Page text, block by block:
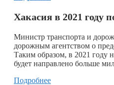
Хакасия в 2021 году
Министр транспорта и
дорожным агентством о
Таким образом, в 2021 году
будет направлено больше
Подробнее